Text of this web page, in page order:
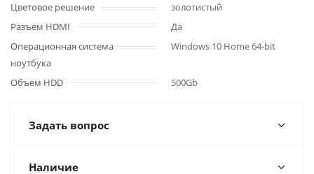
Цветовое решение
золотистый
Разъем HDMI
Да
Операционная система
ноутбука
Windows 10 Home 64-bit
Объем HDD 500Gb
Задать вопрос
Наличие